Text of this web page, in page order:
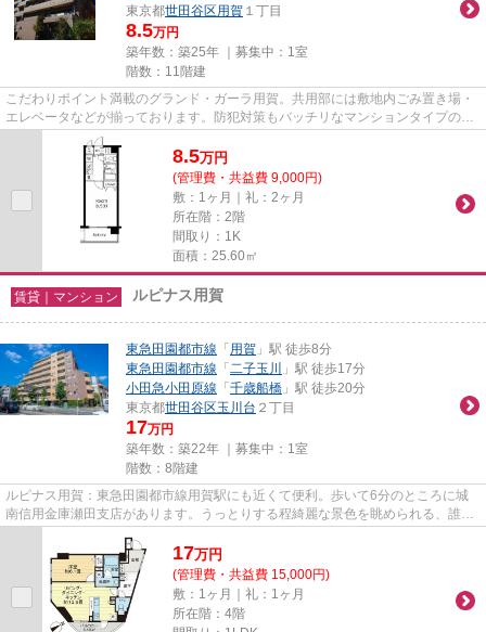
東京都世田谷区用賀 １丁目
8.5万円
築年数：築25年 ｜募集中： 1室
階数：11階建
こだわりポイント満載のグランド・ガーラ用賀。共用部には敷地内ごみ置き場・
エレベータなどが揃っております。防犯対策もバッチリなマンションタイプの物
件です。こちらは初期費用を...
8.5万円
(管理費・共益費 9,000円)
敷：1ヶ月｜礼：2ヶ月
所在階：2階
間取り：1K
面積：25.60㎡
賃貸｜マンション ルピナス用賀
東急田園都市線 「用賀 」駅 徒歩8分
東急田園都市線 「二子玉川
」駅 徒歩17分
小田急小田原線 「千歳船橋 」駅 徒歩20分
東京都世田谷区玉川台 ２丁目
17万円
築年数：築22年 ｜募集中： 1室
階数：8階建
ルピナス用賀：東急田園都市線用賀駅にも近くて便利。歩いて6分のところに城
南信用金庫瀬田支店があります。うっとりする程綺麗な景色を眺められる、誰も
が憧れるマンションです。造り...
17万円
(管理費・共益費 15,000円)
敷：1ヶ月｜礼：1ヶ月
所在階：4階